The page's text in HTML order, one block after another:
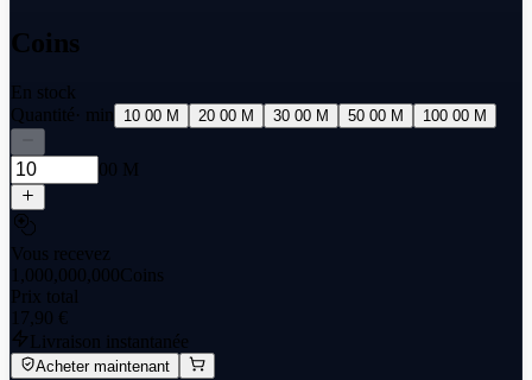
Coins
En stock
Quantité· min 10 00 M 20 00 M 30 00 M 50 00 M 100 00 M
00 M
Vous recevez
1,000,000,000Coins
Prix total
17,90 €
Livraison instantanée
Acheter maintenant